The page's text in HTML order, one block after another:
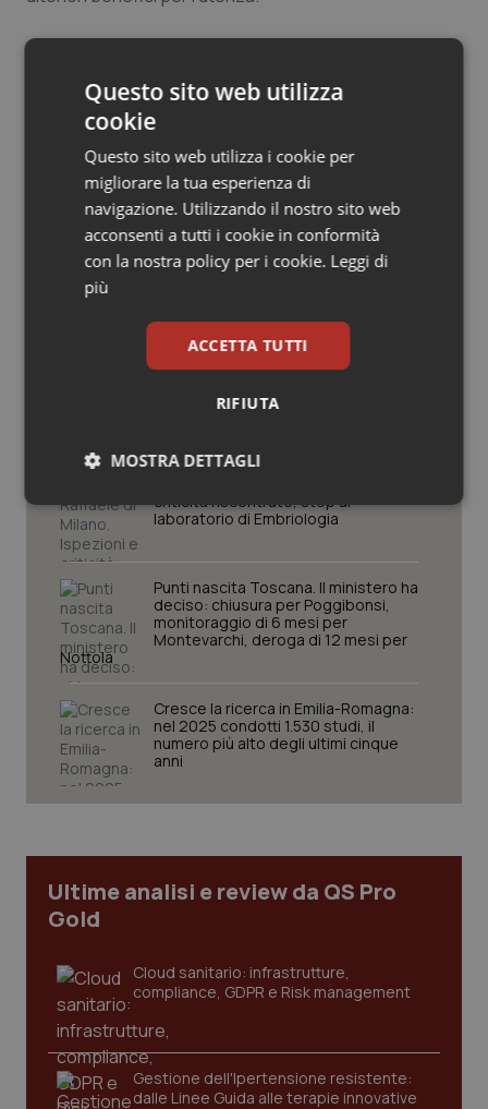
Sangue & coagulazione
Tiroide
Tumore al seno
Tumore ovarico
Tumori gastrointestinali
© Riproduzione riservata
Potrebbe interessarti in
Schillaci: “Gli attuali indicatori non
fotografano la qualità reale del Ssn”
criticità riscontrate, stop al
laboratorio di Embriologia
Punti nascita Toscana. Il ministero ha
deciso: chiusura per Poggibonsi,
monitoraggio di 6 mesi per
Montevarchi, deroga di 12 mesi per
Nottola
Cresce la ricerca in Emilia-Romagna:
nel 2025 condotti 1.530 studi, il
numero più alto degli ultimi cinque
anni
Ultime analisi e review da QS Pro
Gold
Cloud sanitario: infrastrutture,
compliance, GDPR e Risk management
Gestione dell'Ipertensione resistente:
dalle Linee Guida alle terapie innovative
Questo sito web utilizza
cookie
Questo sito web utilizza i cookie per
migliorare la tua esperienza di
navigazione. Utilizzando il nostro sito web
acconsenti a tutti i cookie in conformità
con la nostra policy per i cookie. Leggi di
più
ACCETTA TUTTI
RIFIUTA
MOSTRA DETTAGLI
Necessari Statistici Marketing
I cookie necessari contribuiscono a rendere fruibile il
sito web abilitandone funzionalità di base quali la
navigazione sulle pagine e l'accesso alle aree
protette del sito. Il sito web non è in grado di
funzionare correttamente senza questi cookie.
Nome
Fornitore/Dominio